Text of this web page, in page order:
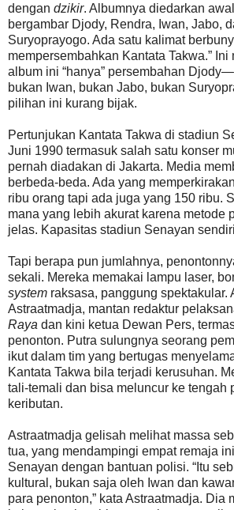
dengan dzikir. Albumnya diedarkan
bergambar Djody, Rendra, Iwan, Jabo,
Suryoprayogo. Ada satu kalimat
mempersembahkan Kantata Takwa.”
album ini “hanya” persembahan
bukan Iwan, bukan Jabo, bukan
pilihan ini kurang bijak.
Pertunjukan Kantata Takwa di stadiun
Juni 1990 termasuk salah satu konser
pernah diadakan di Jakarta. Media
berbeda-beda. Ada yang
ribu orang tapi ada juga yang 150 ribu.
mana yang lebih akurat karena metode
jelas. Kapasitas stadiun Senayan
Tapi berapa pun jumlahnya,
sekali. Mereka memakai lampu laser,
system raksasa, panggung spektakular.
Astraatmadja, mantan redaktur
Raya dan kini ketua Dewan Pers,
penonton. Putra sulungnya seorang
ikut dalam tim yang bertugas
Kantata Takwa bila terjadi kerusuhan.
tali-temali dan bisa meluncur ke tengah
keributan.
Astraatmadja gelisah melihat massa
tua, yang mendampingi empat remaja
Senayan dengan bantuan polisi. “Itu
kultural, bukan saja oleh Iwan dan
para penonton,” kata Astraatmadja. Dia